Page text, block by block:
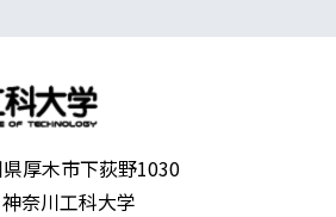
厚木市下荻野1030
奈川工科大学